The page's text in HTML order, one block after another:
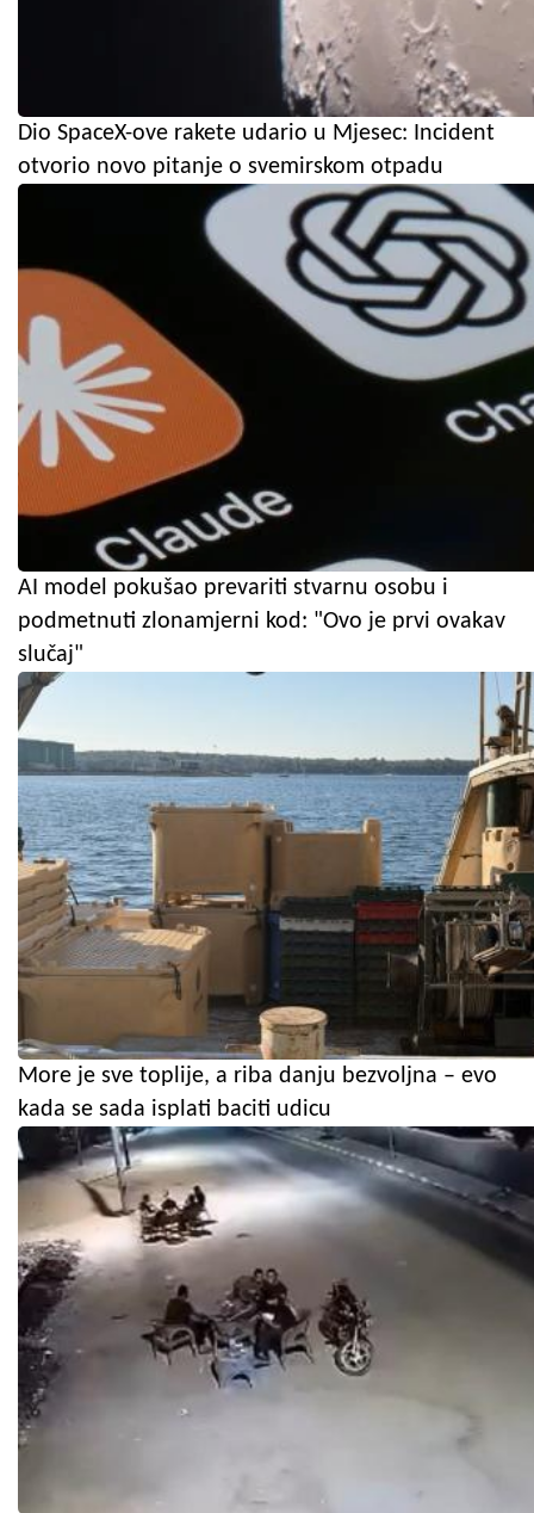
Dio SpaceX-ove rakete udario u Mjesec: Incident
otvorio novo pitanje o svemirskom otpadu
AI model pokušao prevariti stvarnu osobu i
podmetnuti zlonamjerni kod: "Ovo je prvi ovakav
slučaj"
More je sve toplije, a riba danju bezvoljna – evo
kada se sada isplati baciti udicu